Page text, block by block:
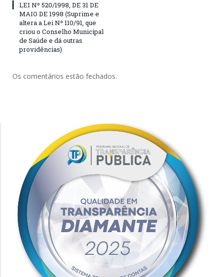
LEI Nº 520/1998, DE 31 DE
MAIO DE 1998 (Suprime e
altera a Lei Nº 110/91, que
criou o Conselho Municipal
de Saúde e dá outras
providências)
Os comentários estão fechados.